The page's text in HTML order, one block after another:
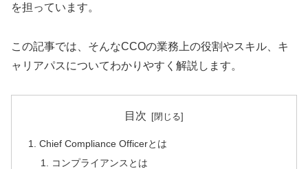
を担っています。
この記事では、そんなCCOの業務上の役割やスキル、キ
ャリアパスについてわかりやすく解説します。
目次
Chief Compliance Officerとは
コンプライアンスとは